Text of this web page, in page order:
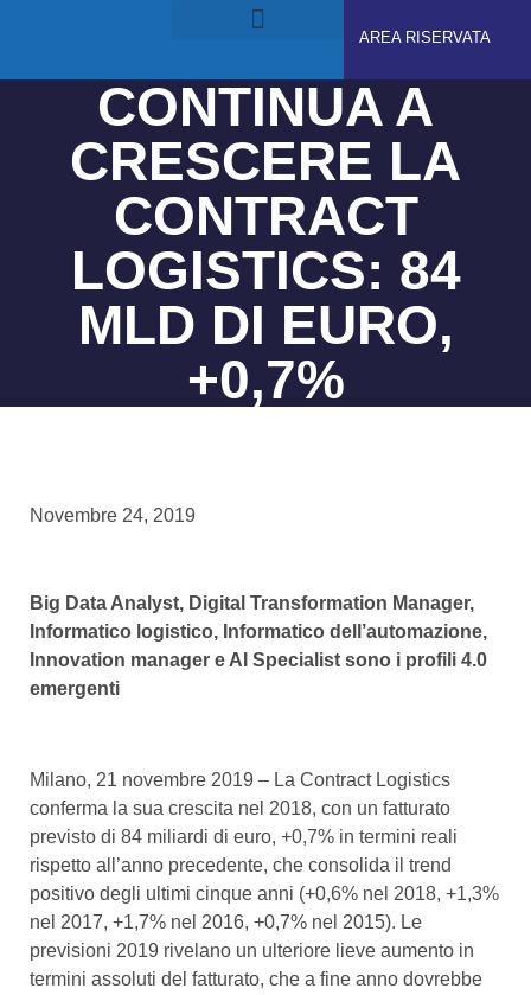
AREA RISERVATA
CONTINUA A
CRESCERE LA
CONTRACT
LOGISTICS: 84
MLD DI EURO,
+0,7%
Novembre 24, 2019
Big Data Analyst, Digital Transformation Manager,
Informatico logistico, Informatico dell’automazione,
Innovation manager e AI Specialist sono i profili 4.0
emergenti
Milano, 21 novembre 2019 – La Contract Logistics
conferma la sua crescita nel 2018, con un fatturato
previsto di 84 miliardi di euro, +0,7% in termini reali
rispetto all’anno precedente, che consolida il trend
positivo degli ultimi cinque anni (+0,6% nel 2018, +1,3%
nel 2017, +1,7% nel 2016, +0,7% nel 2015). Le
previsioni 2019 rivelano un ulteriore lieve aumento in
termini assoluti del fatturato, che a fine anno dovrebbe